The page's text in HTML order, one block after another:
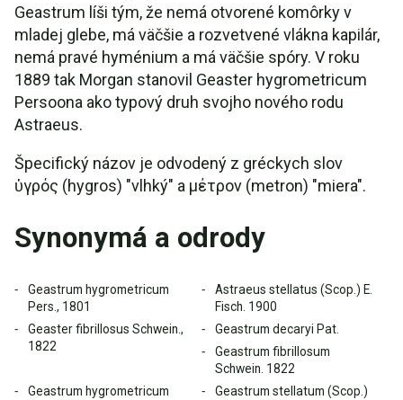
Geastrum líši tým, že nemá otvorené komôrky v
mladej glebe, má väčšie a rozvetvené vlákna kapilár,
nemá pravé hyménium a má väčšie spóry. V roku
1889 tak Morgan stanovil Geaster hygrometricum
Persoona ako typový druh svojho nového rodu
Astraeus.
Špecifický názov je odvodený z gréckych slov
ὑγρός (hygros) "vlhký" a μέτρον (metron) "miera".
Synonymá a odrody
Geastrum hygrometricum
Pers., 1801
Astraeus stellatus (Scop.) E.
Fisch. 1900
Geaster fibrillosus Schwein.,
1822
Geastrum decaryi Pat.
Geastrum fibrillosum
Schwein. 1822
Geastrum hygrometricum
Geastrum stellatum (Scop.)